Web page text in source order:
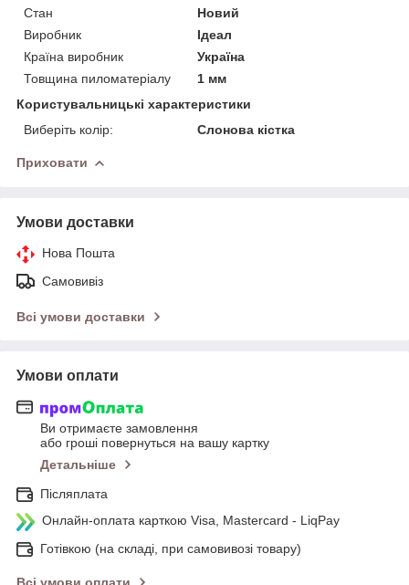
Стан
Новий
Виробник
Ідеал
Країна виробник
Україна
Товщина пиломатеріалу
1 мм
Користувальницькі характеристики
Виберіть колір:
Слонова кістка
Приховати
Умови доставки
Нова Пошта
Самовивіз
Всі умови доставки
Умови оплати
Ви отримаєте замовлення
або гроші повернуться на вашу картку
Детальніше
Післяплата
Онлайн-оплата карткою Visa, Mastercard - LiqPay
Готівкою (на складі, при самовивозі товару)